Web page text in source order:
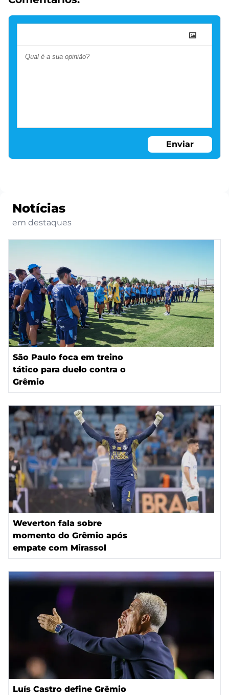
Enviar
Notícias
em destaques
São Paulo foca em treino
tático para duelo contra o
Grêmio
Weverton fala sobre
momento do Grêmio após
empate com Mirassol
Luís Castro define Grêmio